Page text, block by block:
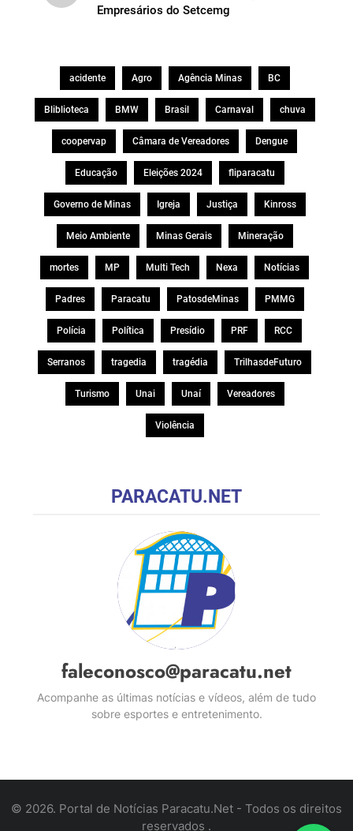
Empresários do Setcemg
acidente Agro Agência Minas BC
Bliblioteca BMW Brasil Carnaval chuva
coopervap Câmara de Vereadores Dengue
Educação Eleições 2024 fliparacatu
Governo de Minas Igreja Justiça Kinross
Meio Ambiente Minas Gerais Mineração
mortes MP Multi Tech Nexa Notícias
Padres Paracatu PatosdeMinas PMMG
Polícia Política Presídio PRF RCC
Serranos tragedia tragédia TrilhasdeFuturo
Turismo Unai Unaí Vereadores
Violência
PARACATU.NET
faleconosco@paracatu.net
Acompanhe as últimas notícias e vídeos, além de tudo
sobre esportes e entretenimento.
© 2026. Portal de Notícias Paracatu.Net - Todos os direitos
reservados .